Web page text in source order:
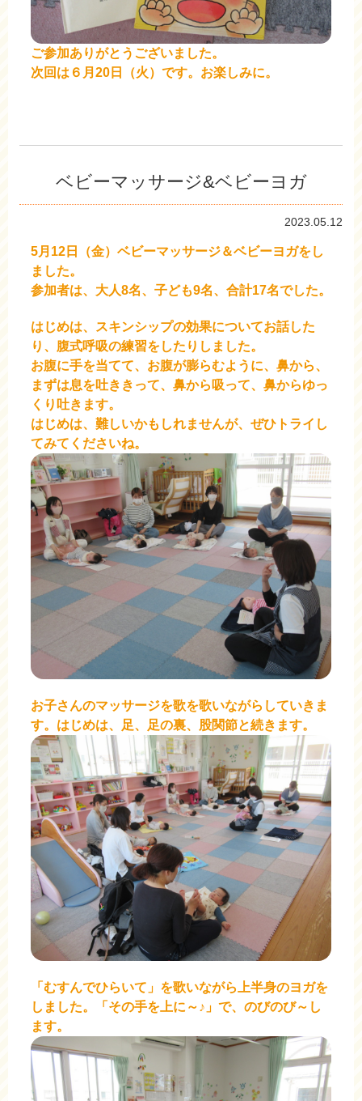
ご参加ありがとうございました。
次回は６月20日（火）です。お楽しみに。
ベビーマッサージ&ベビーヨガ
2023.05.12
5月12日（金）ベビーマッサージ＆ベビーヨガをし
ました。
参加者は、大人8名、子ども9名、合計17名でした。
はじめは、スキンシップの効果についてお話した
り、腹式呼吸の練習をしたりしました。
お腹に手を当てて、お腹が膨らむように、鼻から、
まずは息を吐ききって、鼻から吸って、鼻からゆっ
くり吐きます。
はじめは、難しいかもしれませんが、ぜひトライし
てみてくださいね。
お子さんのマッサージを歌を歌いながらしていきま
す。はじめは、足、足の裏、股関節と続きます。
「むすんでひらいて」を歌いながら上半身のヨガを
しました。「その手を上に～♪」で、のびのび～し
ます。